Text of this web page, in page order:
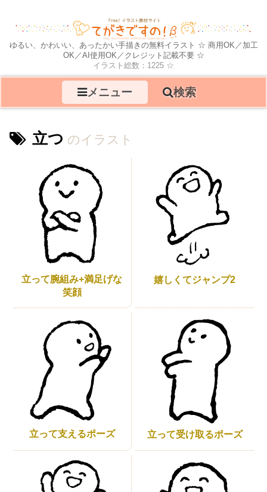
ゆるい、かわいい、あったかい手描きの無料イラスト ☆ 商用OK／加工
OK／AI使用OK／クレジット記載不要 ☆
イラスト総数：1225 ☆
メニュー 検索
立つ
立って腕組み+満足げな
笑顔
嬉しくてジャンプ2
立って支えるポーズ 立って受け取るポーズ